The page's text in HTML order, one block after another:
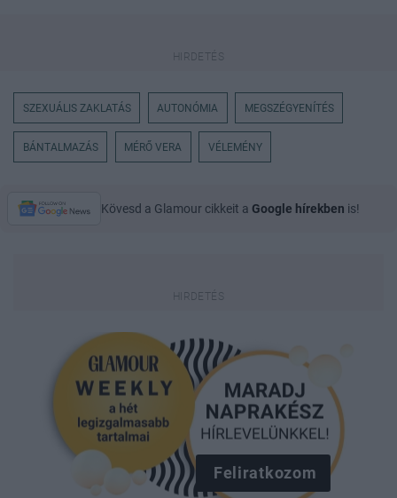
SZEXUÁLIS ZAKLATÁS AUTONÓMIA MEGSZÉGYENÍTÉS
BÁNTALMAZÁS MÉRŐ VERA VÉLEMÉNY
Kövesd a Glamour cikkeit a Google hírekben is!
Feliratkozom